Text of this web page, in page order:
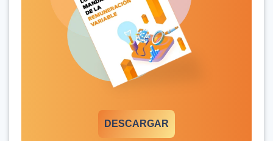
DESCARGAR